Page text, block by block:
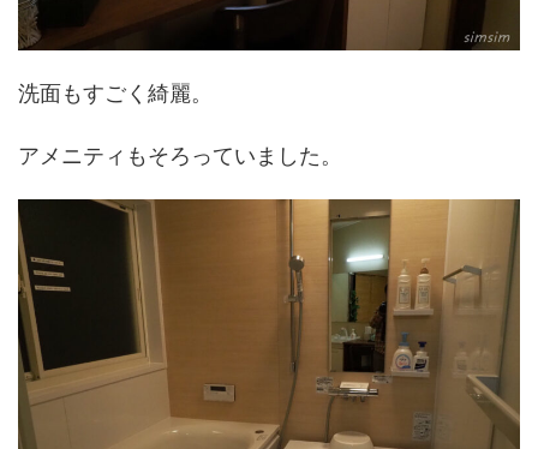
洗面もすごく綺麗。
アメニティもそろっていました。